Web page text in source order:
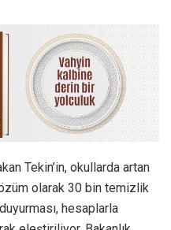
Tekin’in, okullarda artan
olarak 30 bin temizlik
hesaplarla